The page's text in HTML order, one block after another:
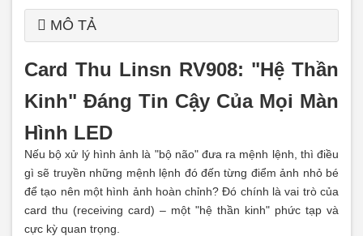
MÔ TẢ
Card Thu Linsn RV908: "Hệ Thần
Kinh" Đáng Tin Cậy Của Mọi Màn
Hình LED
Nếu bộ xử lý hình ảnh là "bộ não" đưa ra mệnh lệnh, thì điều
gì sẽ truyền những mệnh lệnh đó đến từng điểm ảnh nhỏ bé
để tạo nên một hình ảnh hoàn chỉnh? Đó chính là vai trò của
card thu (receiving card) – một "hệ thần kinh" phức tạp và
cực kỳ quan trọng.